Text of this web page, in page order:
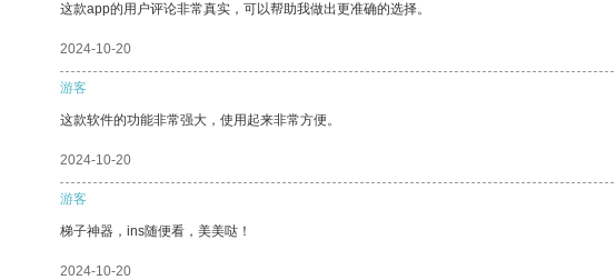
这款app的用户评论非常真实，可以帮助我做出更准确的选择。
2024-10-20
游客
这款软件的功能非常强大，使用起来非常方便。
2024-10-20
游客
梯子神器，ins随便看，美美哒！
2024-10-20